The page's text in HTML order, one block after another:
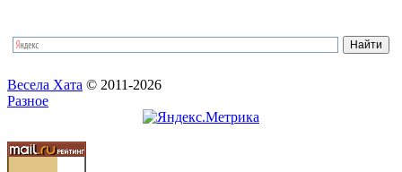
Весела Хата © 2011-2026
Разное